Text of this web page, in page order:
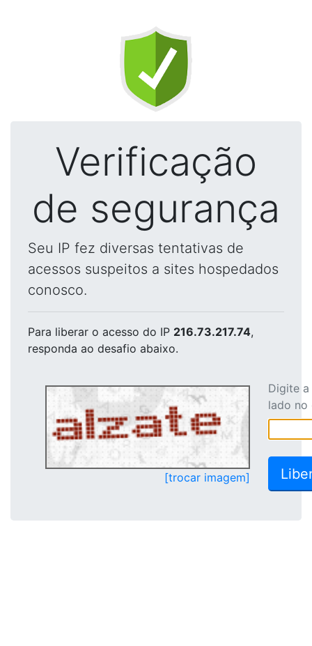
Verificação
de segurança
Seu IP fez diversas tentativas de
acessos suspeitos a sites hospedados
conosco.
Para liberar o acesso do IP 216.73.217.74,
responda ao desafio abaixo.
[trocar imagem]
Digite
lado no